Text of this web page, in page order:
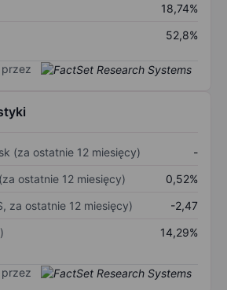
18,74%
52,8%
(za ostatnie 12 miesięcy)
-
ostatnie 12 miesięcy)
0,52%
za ostatnie 12 miesięcy)
-2,47
14,29%